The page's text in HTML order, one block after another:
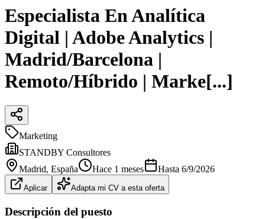
Especialista En Analítica
Digital | Adobe Analytics |
Madrid/Barcelona |
Remoto/Híbrido | Marke[...]
Marketing
STANDBY Consultores
Madrid, España Hace 1 meses Hasta 6/9/2026
Aplicar Adapta mi CV a esta oferta
Descripción del puesto